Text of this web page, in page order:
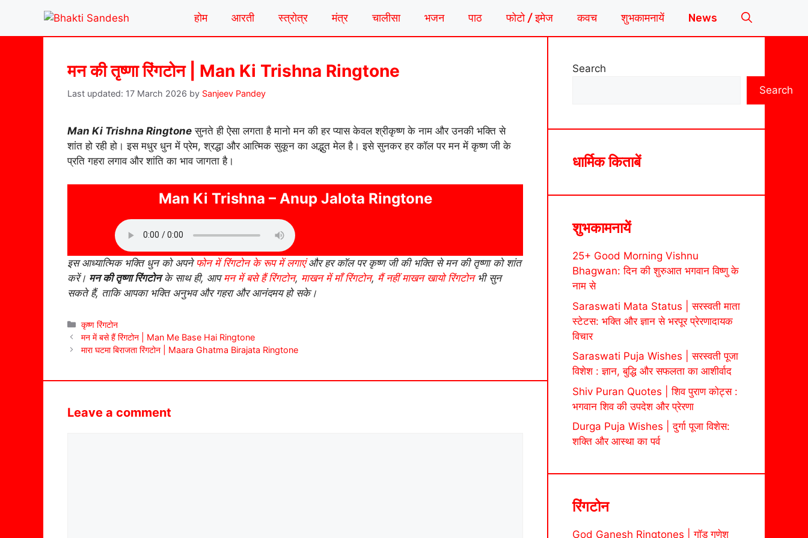
content
होम आरती स्त्रोत्र मंत्र चालीसा भजन पाठ फोटो / इमेज कवच शुभकामनायें News
मन की तृष्णा रिंगटोन | Man Ki Trishna Ringtone
17 March 2026 by Sanjeev Pandey
Man Ki Trishna Ringtone सुनते ही ऐसा लगता है मानो मन की हर प्यास केवल श्रीकृष्ण के नाम और उनकी भक्ति से
शांत हो रही हो। इस मधुर धुन में प्रेम, श्रद्धा और आत्मिक सुकून का अद्भुत मेल है। इसे सुनकर हर कॉल पर मन में कृष्ण जी के
प्रति गहरा लगाव और शांति का भाव जागता है।
Man Ki Trishna – Anup Jalota Ringtone
इस आध्यात्मिक भक्ति धुन को अपने फोन में रिंगटोन के रूप में लगाएंऔर हर कॉल पर कृष्ण जी की भक्ति से मन की तृष्णा को शांत
करें। मन की तृष्णा रिंगटोनके साथ ही, आपमन में बसे हैं रिंगटोन, माखन में माँ रिंगटोन, मैं नहीं माखन खायो रिंगटोनभी सुन
सकते हैं, ताकि आपका भक्ति अनुभव और गहरा और आनंदमय हो सके।
Categories
कृष्ण रिंगटोन
मन में बसे हैं रिंगटोन | Man Me Base Hai Ringtone
मारा घटमा बिराजता रिंगटोन | Maara Ghatma Birajata Ringtone
Leave a comment
Search
Search
धार्मिक किताबें
शुभकामनायें
25+ Good Morning Vishnu
Bhagwan: दिन की शुरुआत भगवान विष्णु के
नाम से
Saraswati Mata Status | सरस्वती माता
स्टेटस: भक्ति और ज्ञान से भरपूर प्रेरणादायक
विचार
Saraswati Puja Wishes | सरस्वती पूजा
विशेश : ज्ञान, बुद्धि और सफलता का आशीर्वाद
Shiv Puran Quotes | शिव पुराण कोट्स :
भगवान शिव की उपदेश और प्रेरणा
Durga Puja Wishes | दुर्गा पूजा विशेस:
शक्ति और आस्था का पर्व
रिंगटोन
God Ganesh Ringtones | गॉड गणेश